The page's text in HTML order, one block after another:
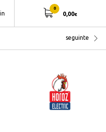
0
0,00€
seguinte